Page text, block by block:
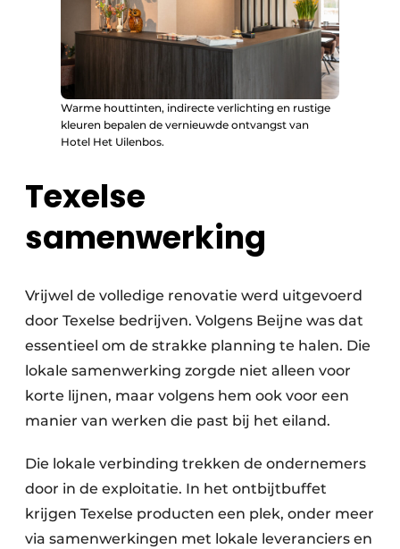
Warme houttinten, indirecte verlichting en rustige
kleuren bepalen de vernieuwde ontvangst van
Hotel Het Uilenbos.
Texelse
samenwerking
Vrijwel de volledige renovatie werd uitgevoerd
door Texelse bedrijven. Volgens Beijne was dat
essentieel om de strakke planning te halen. Die
lokale samenwerking zorgde niet alleen voor
korte lijnen, maar volgens hem ook voor een
manier van werken die past bij het eiland.
Die lokale verbinding trekken de ondernemers
door in de exploitatie. In het ontbijtbuffet
krijgen Texelse producten een plek, onder meer
via samenwerkingen met lokale leveranciers en